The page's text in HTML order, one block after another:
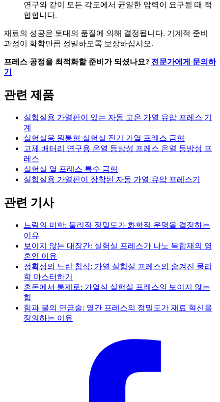
연구와 같이 모든 각도에서 균일한 압력이 요구될 때 적
합합니다.
재료의 성공은 토대의 품질에 의해 결정됩니다. 기계적 준비
과정이 화학만큼 정밀하도록 보장하십시오.
프레스 공정을 최적화할 준비가 되셨나요? 전문가에게 문의하
기
관련 제품
실험실용 가열판이 있는 자동 고온 가열 유압 프레스 기
계
실험실용 원통형 실험실 전기 가열 프레스 금형
고체 배터리 연구용 온열 등방성 프레스 온열 등방성 프
레스
실험실 열 프레스 특수 금형
실험실용 가열판이 장착된 자동 가열 유압 프레스기
관련 기사
느림의 미학: 물리적 정밀도가 화학적 운명을 결정하는
이유
보이지 않는 대장간: 실험실 프레스가 나노 복합재의 영
혼인 이유
정확성의 느린 침식: 가열 실험실 프레스의 숨겨진 물리
학 마스터하기
혼돈에서 통제로: 가열식 실험실 프레스의 보이지 않는
힘
힘과 불의 연금술: 열간 프레스의 정밀도가 재료 혁신을
정의하는 이유